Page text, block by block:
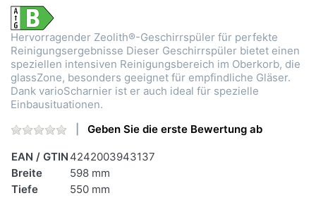
Hervorragender Zeolith®-Geschirrspüler für perfekte
Reinigungsergebnisse Dieser Geschirrspüler bietet einen
speziellen intensiven Reinigungsbereich im Oberkorb, die
glassZone, besonders geeignet für empfindliche Gläser.
Dank varioScharnier ist er auch ideal für spezielle
Einbausituationen.
Geben Sie die erste Bewertung ab
EAN / GTIN 4242003943137
Breite
598 mm
Tiefe
550 mm